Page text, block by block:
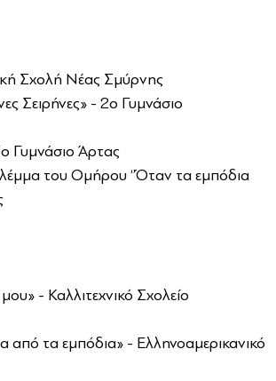
Σχολή Νέας Σμύρνης
Σειρήνες» - 2ο Γυμνάσιο
Γυμνάσιο Άρτας
του Ομήρου ‘’Όταν τα εμπόδια
- Καλλιτεχνικό Σχολείο
τα εμπόδια» - Ελληνοαμερικανικό